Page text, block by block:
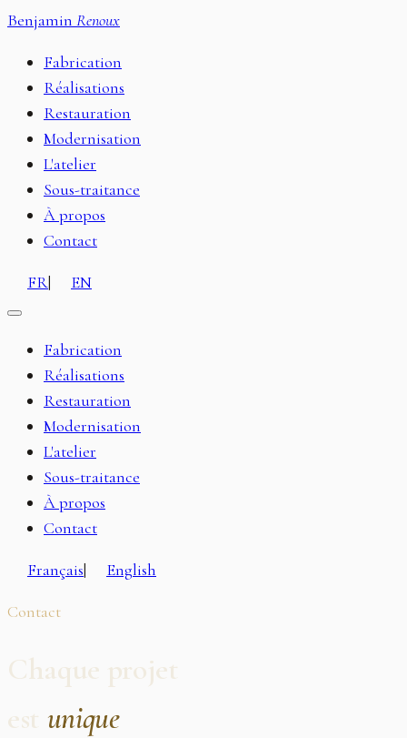
Benjamin Renoux
Fabrication
Réalisations
Restauration
Modernisation
L'atelier
Sous-traitance
À propos
Contact
FR| EN
Fabrication
Réalisations
Restauration
Modernisation
L'atelier
Sous-traitance
À propos
Contact
Français| English
Contact
Chaque projet
est unique